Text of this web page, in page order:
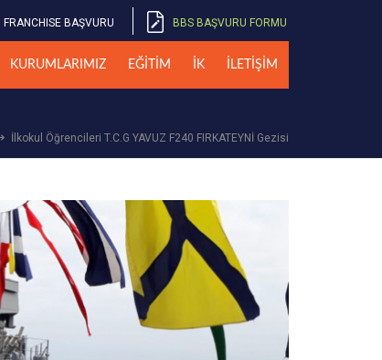
BBS BAŞVURU FORMU
FRANCHISE BAŞVURU
KURUMLARIMIZ EĞİTİM İK İLETİŞİM
İlkokul Öğrencileri T.C.G YAVUZ F240 FIRKATEYNİ Gezisi